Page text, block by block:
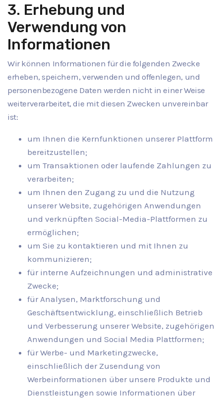
3. Erhebung und
Verwendung von
Informationen
Wir können Informationen für die folgenden Zwecke
erheben, speichern, verwenden und offenlegen, und
personenbezogene Daten werden nicht in einer Weise
weiterverarbeitet, die mit diesen Zwecken unvereinbar
ist:
um Ihnen die Kernfunktionen unserer Plattform
bereitzustellen;
um Transaktionen oder laufende Zahlungen zu
verarbeiten;
um Ihnen den Zugang zu und die Nutzung
unserer Website, zugehörigen Anwendungen
und verknüpften Social-Media-Plattformen zu
ermöglichen;
um Sie zu kontaktieren und mit Ihnen zu
kommunizieren;
für interne Aufzeichnungen und administrative
Zwecke;
für Analysen, Marktforschung und
Geschäftsentwicklung, einschließlich Betrieb
und Verbesserung unserer Website, zugehörigen
Anwendungen und Social Media Plattformen;
für Werbe- und Marketingzwecke,
einschließlich der Zusendung von
Werbeinformationen über unsere Produkte und
Dienstleistungen sowie Informationen über